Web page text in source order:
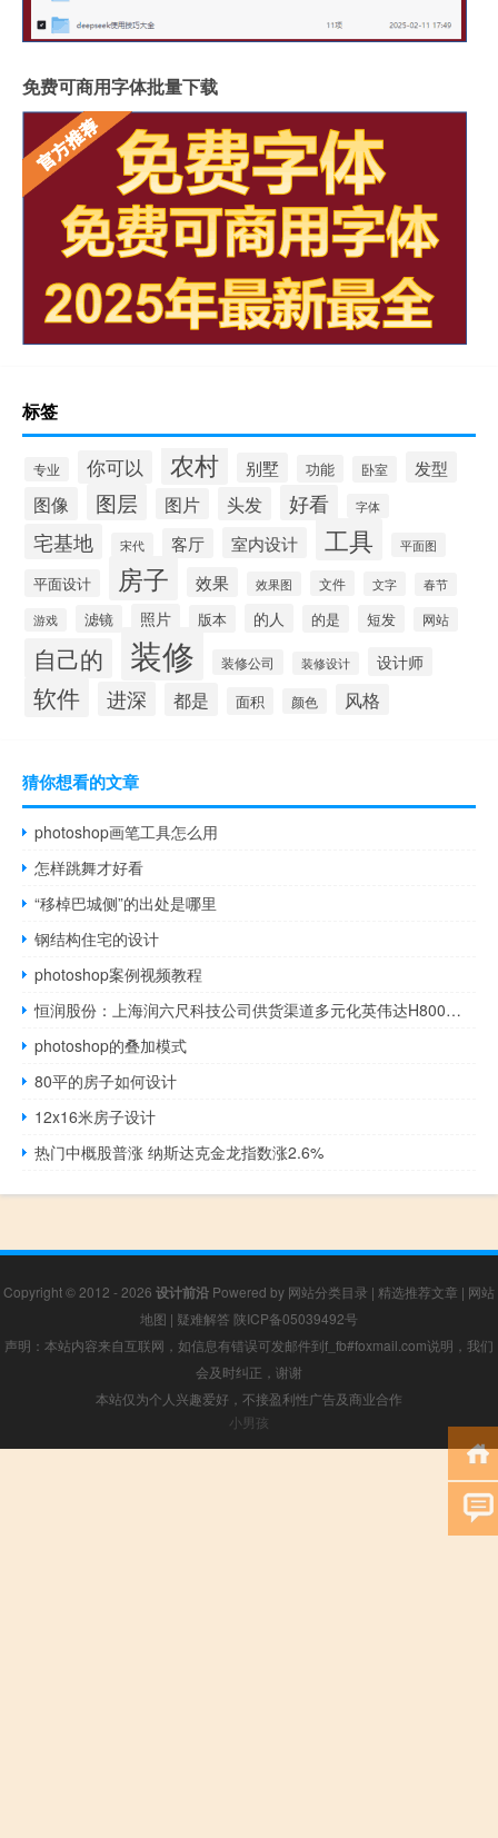
免费可商用字体批量下载
标签
专业 你可以 农村 别墅 功能 卧室 发型
图像 图层 图片 头发 好看 字体
宅基地 宋代 客厅 室内设计 工具 平面图
平面设计 房子 效果 效果图 文件 文字 春节
游戏 滤镜 照片 版本 的人 的是 短发 网站
自己的 装修 装修公司 装修设计 设计师
软件 进深 都是 面积 颜色 风格
猜你想看的文章
photoshop画笔工具怎么用
怎样跳舞才好看
“移棹巴城侧”的出处是哪里
钢结构住宅的设计
photoshop案例视频教程
恒润股份：上海润六尺科技公司供货渠道多元化英伟达H800货源稳定持续到货中
photoshop的叠加模式
80平的房子如何设计
12x16米房子设计
热门中概股普涨 纳斯达克金龙指数涨2.6%
Copyright © 2012 - 2026 设计前沿 Powered by 网站分类目录 | 精选推荐文章 | 网站
地图 | 疑难解答 陕ICP备05039492号
声明：本站内容来自互联网，如信息有错误可发邮件到f_fb#foxmail.com说明，我们
会及时纠正，谢谢
本站仅为个人兴趣爱好，不接盈利性广告及商业合作
小男孩